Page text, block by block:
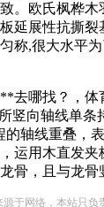
。欧氏枫桦
延展性抗撕裂
称,很大水平
去哪找？，体
竖向轴线单条
轴线重叠，
运用木直发夹
骨，且与龙骨
于网络，本站只负